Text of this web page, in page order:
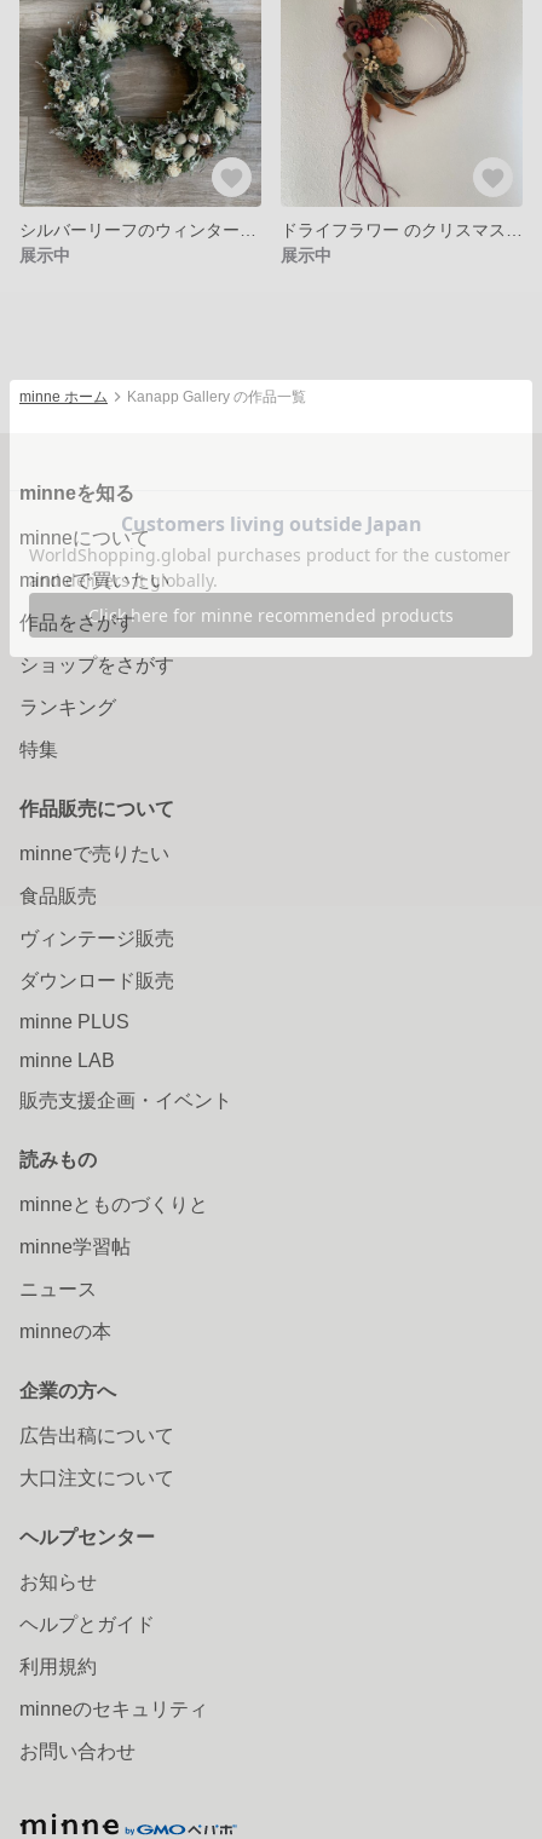
展示中
展示中
minne ホーム Kanapp Gallery の作品一覧
minneを知る
minneについて
minneで買いたい
作品をさがす
ショップをさがす
ランキング
特集
作品販売について
minneで売りたい
食品販売
ヴィンテージ販売
ダウンロード販売
minne PLUS
minne LAB
販売支援企画・イベント
読みもの
minneとものづくりと
minne学習帖
ニュース
minneの本
企業の方へ
広告出稿について
大口注文について
ヘルプセンター
お知らせ
ヘルプとガイド
利用規約
minneのセキュリティ
お問い合わせ